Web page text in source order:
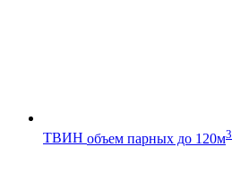
ТВИН объем парных до 120м3